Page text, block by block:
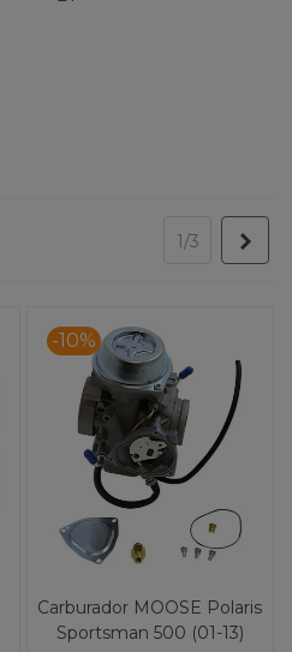
1/3
-10%
Carburador MOOSE Polaris
Sportsman 500 (01-13)